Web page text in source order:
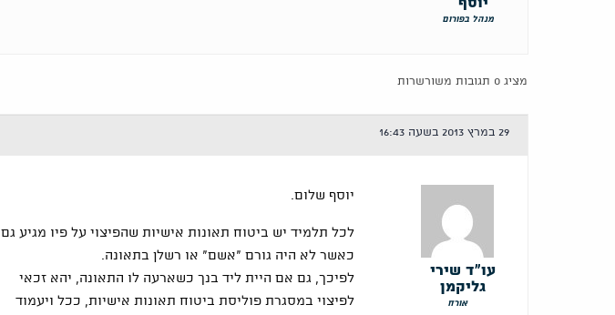
מנהל בפורום
מציג 0 תגובות משורשרות
29 במרץ 2013 בשעה 16:43
עו"ד שירי
גליקמן
אורח
יוסף שלום.
לכל תלמיד יש ביטוח תאונות אישיות שהפיצוי על פיו מגיע גם
כאשר לא היה גורם "אשם" או רשלן בתאונה.
לפיכך, גם אם היית ליד בנך כשארעה לו התאונה, יהא זכאי
לפיצוי במסגרת פוליסת ביטוח תאונות אישיות, ככל ויעמוד